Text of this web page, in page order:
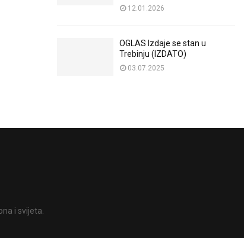
12.01.2026
OGLAS Izdaje se stan u
Trebinju (IZDATO)
03.07.2025
i svijeta.